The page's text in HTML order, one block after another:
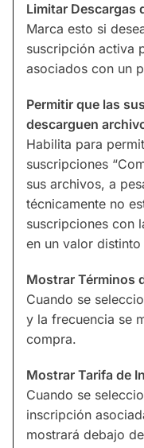
Limitar Descargas
Marca esto si
suscripción activa
asociados con un
Permitir que las
descarguen
Habilita para
suscripciones
sus archivos, a
técnicamente no
suscripciones con
en un valor
Mostrar Términos
Cuando se
y la frecuencia se
compra.
Mostrar Tarifa de
Cuando se
inscripción
mostrará debajo